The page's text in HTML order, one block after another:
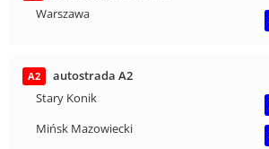
Warszawa
A2
autostrada A2
Stary Konik
Mińsk Mazowiecki